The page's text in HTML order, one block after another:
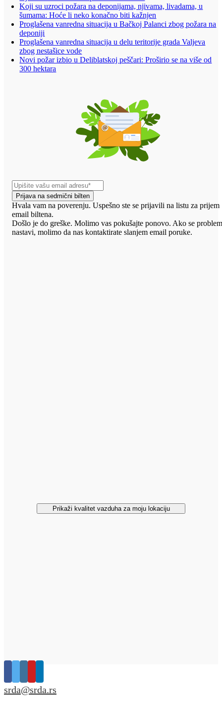
Koji su uzroci požara na deponijama, njivama, livadama, u
šumama: Hoće li neko konačno biti kažnjen
Proglašena vanredna situacija u Bačkoj Palanci zbog požara na
deponiji
Proglašena vanredna situacija u delu teritorije grada Valjeva
zbog nestašice vode
Novi požar izbio u Deliblatskoj peščari: Proširio se na više od
300 hektara
Prijava na sedmični bilten
Hvala vam na poverenju. Uspešno ste se prijavili na listu za prijem
email biltena.
Došlo je do greške. Molimo vas pokušajte ponovo. Ako se
nastavi, molimo da nas kontaktirate slanjem email poruke.
Prikaži kvalitet vazduha za moju lokaciju
srda@srda.rs